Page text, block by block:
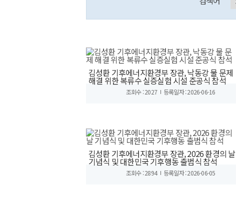
김성환 기후에너지환경부 장관, 낙동강 물 문제
해결 위한 복류수 실증실험 시설 준공식 참석
조회수 : 2027 등록일자 : 2026-06-16
김성환 기후에너지환경부 장관, 2026 환경의 날
기념식 및 대한민국 기후행동 출범식 참석
조회수 : 2894 등록일자 : 2026-06-05